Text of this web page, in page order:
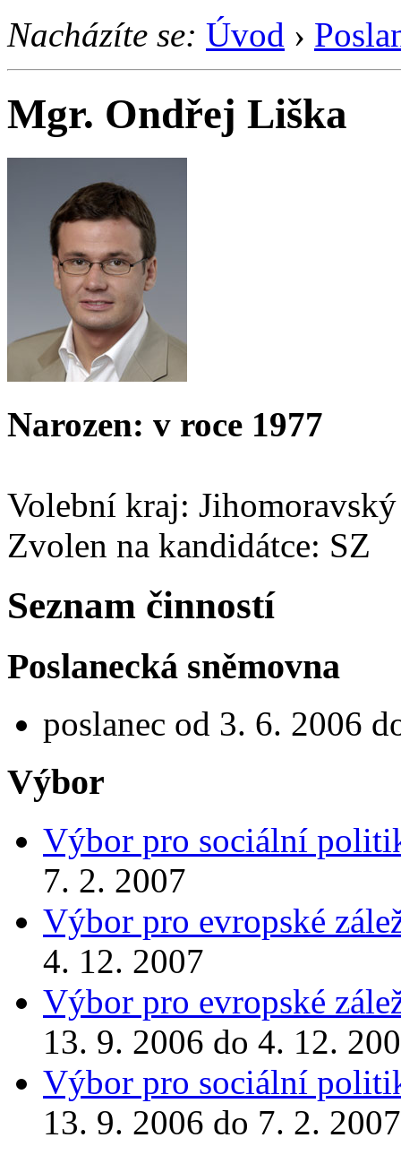
Nacházíte se: Úvod ›
Mgr. Ondřej Liška
Narozen: v roce 1977
Volební kraj: Jihomoravský
Zvolen na kandidátce: SZ
Seznam činností
Poslanecká sněmovna
poslanec od 3. 6. 2006
Výbor
Výbor pro sociální
7. 2. 2007
Výbor pro evropské
4. 12. 2007
Výbor pro evropské
13. 9. 2006 do 4. 12.
Výbor pro sociální
13. 9. 2006 do 7. 2. 2007